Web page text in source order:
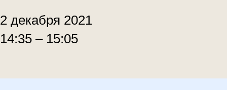
2 декабря 2021
14:35 – 15:05